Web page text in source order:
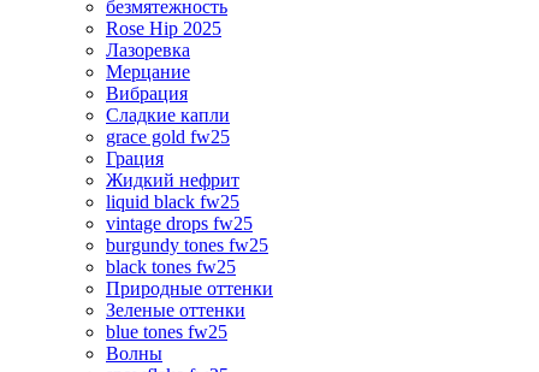
безмятежность
Rose Hip 2025
Лазоревка
Мерцание
Вибрация
Сладкие капли
grace gold fw25
Грация
Жидкий нефрит
liquid black fw25
vintage drops fw25
burgundy tones fw25
black tones fw25
Природные оттенки
Зеленые оттенки
blue tones fw25
Волны